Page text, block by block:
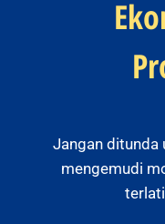
Jangan ditunda
mengemudi